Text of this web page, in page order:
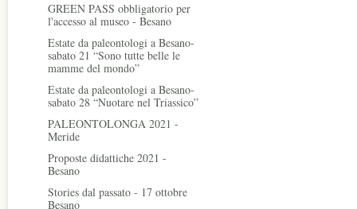
GREEN PASS obbligatorio per
l'accesso al museo - Besano
Estate da paleontologi a Besano-
sabato 21 “Sono tutte belle le
mamme del mondo”
Estate da paleontologi a Besano-
sabato 28 “Nuotare nel Triassico”
PALEONTOLONGA 2021 -
Meride
Proposte didattiche 2021 -
Besano
Stories dal passato - 17 ottobre
Besano